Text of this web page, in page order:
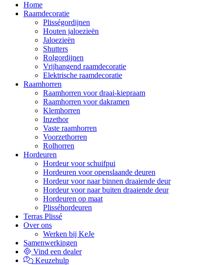
Home
Raamdecoratie
Plisségordijnen
Houten jaloezieën
Jaloezieën
Shutters
Rolgordijnen
Vrijhangend raamdecoratie
Elektrische raamdecoratie
Raamhorren
Raamhorren voor draai-kiepraam
Raamhorren voor dakramen
Klemhorren
Inzethor
Vaste raamhorren
Voorzethorren
Rolhorren
Hordeuren
Hordeur voor schuifpui
Hordeuren voor openslaande deuren
Hordeur voor naar binnen draaiende deur
Hordeur voor naar buiten draaiende deur
Hordeuren op maat
Plisséhordeuren
Terras Plissé
Over ons
Werken bij KeJe
Samenwerkingen
Vind een dealer
Keuzehulp